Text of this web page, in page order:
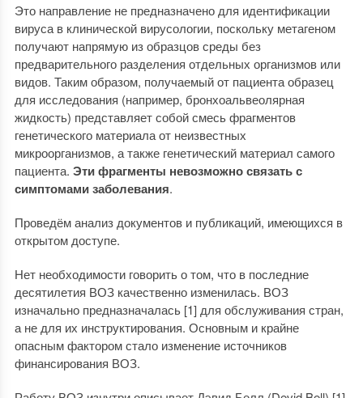
Это направление не предназначено для идентификации
вируса в клинической вирусологии, поскольку метагеном
получают напрямую из образцов среды без
предварительного разделения отдельных организмов или
видов. Таким образом, получаемый от пациента образец
для исследования (например, бронхоальвеолярная
жидкость) представляет собой смесь фрагментов
генетического материала от неизвестных
микроорганизмов, а также генетический материал самого
пациента. Эти фрагменты невозможно связать с
симптомами заболевания.
Проведём анализ документов и публикаций, имеющихся в
открытом доступе.
Нет необходимости говорить о том, что в последние
десятилетия ВОЗ качественно изменилась. ВОЗ
изначально предназначалась [1] для обслуживания стран,
а не для их инструктирования. Основным и крайне
опасным фактором стало изменение источников
финансирования ВОЗ.